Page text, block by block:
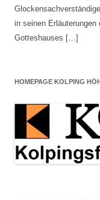
in seinen
Gotteshauses […]
HOMEPAGE KOLPING